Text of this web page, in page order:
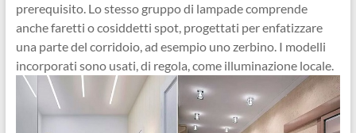
prerequisito. Lo stesso gruppo di lampade comprende
anche faretti o cosiddetti spot, progettati per enfatizzare
una parte del corridoio, ad esempio uno zerbino. I modelli
incorporati sono usati, di regola, come illuminazione locale.